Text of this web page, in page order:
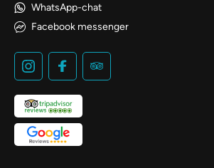
WhatsApp-chat
Facebook messenger